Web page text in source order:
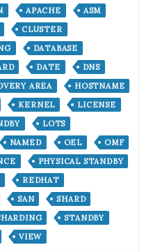
APACHE
ASM
CLUSTER
DATABASE
DATE
DNS
AREA
HOSTNAME
KERNEL
LICENSE
LOTS
NAMED OEL
OMF
PHYSICAL STANDBY
REDHAT
SAN
SHARD
STANDBY
VIEW